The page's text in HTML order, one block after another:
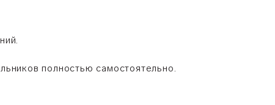
полностью самостоятельно.